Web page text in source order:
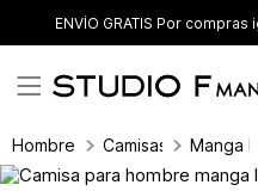
ENVÍO GRATIS Por
Hombre Camisas Manga